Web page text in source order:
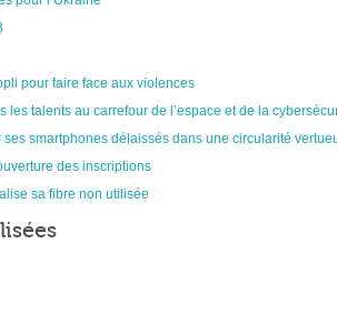
pour faire face aux violences
les talents au carrefour de l’espace et de la
smartphones délaissés dans une circularité
des inscriptions
sa fibre non utilisée